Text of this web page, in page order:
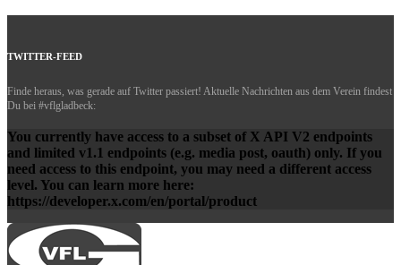
TWITTER-FEED
Finde heraus, was gerade auf Twitter passiert! Aktuelle Nachrichten aus dem Verein findest
Du bei #vflgladbeck:
You currently have access to a subset of X API V2 endpoints
and limited v1.1 endpoints (e.g. media post, oauth) only. If you
need access to this endpoint, you may need a different access
level. You can learn more here:
https://developer.x.com/en/portal/product